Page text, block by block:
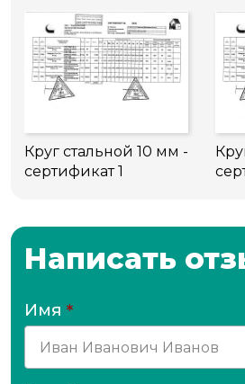
Круг стальной 10 мм -
сертификат 1
Написать
Имя *